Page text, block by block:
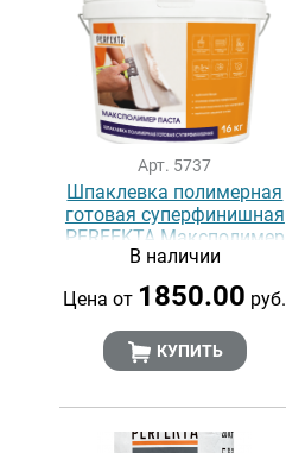
Арт. 5737
Шпаклевка полимерная
готовая суперфинишная
PERFEKTA Максполимер
Паста, 16 кг
В наличии
Цена от 1850.00 руб.
КУПИТЬ